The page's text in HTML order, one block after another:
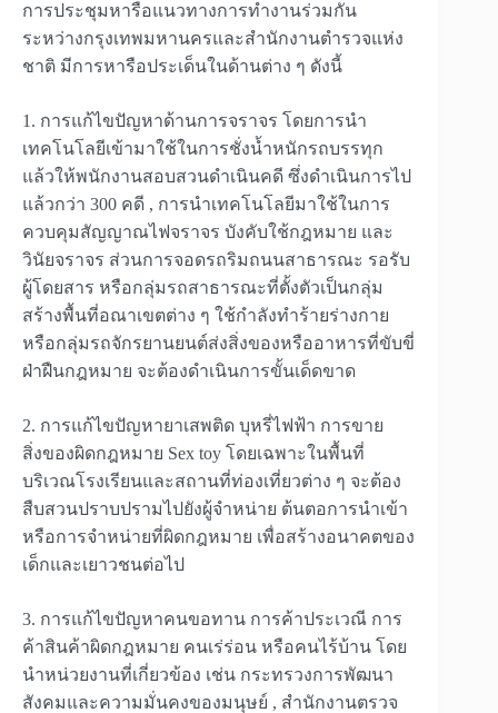
การประชุมหารือแนวทางการทำงานร่วมกัน
ระหว่างกรุงเทพมหานครและสำนักงานตำรวจแห่ง
ชาติ มีการหารือประเด็นในด้านต่าง ๆ ดังนี้
1. การแก้ไขปัญหาด้านการจราจร โดยการนำ
เทคโนโลยีเข้ามาใช้ในการชั่งน้ำหนักรถบรรทุก
แล้วให้พนักงานสอบสวนดำเนินคดี ซึ่งดำเนินการไป
แล้วกว่า 300 คดี , การนำเทคโนโลยีมาใช้ในการ
ควบคุมสัญญาณไฟจราจร บังคับใช้กฎหมาย และ
วินัยจราจร ส่วนการจอดรถริมถนนสาธารณะ รอรับ
ผู้โดยสาร หรือกลุ่มรถสาธารณะที่ตั้งตัวเป็นกลุ่ม
สร้างพื้นที่อณาเขตต่าง ๆ ใช้กำลังทำร้ายร่างกาย
หรือกลุ่มรถจักรยานยนต์ส่งสิ่งของหรืออาหารที่ขับขี่
ฝ่าฝืนกฎหมาย จะต้องดำเนินการขั้นเด็ดขาด
2. การแก้ไขปัญหายาเสพติด บุหรี่ไฟฟ้า การขาย
สิ่งของผิดกฎหมาย Sex toy โดยเฉพาะในพื้นที่
บริเวณโรงเรียนและสถานที่ท่องเที่ยวต่าง ๆ จะต้อง
สืบสวนปราบปรามไปยังผู้จำหน่าย ต้นตอการนำเข้า
หรือการจำหน่ายที่ผิดกฎหมาย เพื่อสร้างอนาคตของ
เด็กและเยาวชนต่อไป
3. การแก้ไขปัญหาคนขอทาน การค้าประเวณี การ
ค้าสินค้าผิดกฎหมาย คนเร่ร่อน หรือคนไร้บ้าน โดย
นำหน่วยงานที่เกี่ยวข้อง เช่น กระทรวงการพัฒนา
สังคมและความมั่นคงของมนุษย์ , สำนักงานตรวจ